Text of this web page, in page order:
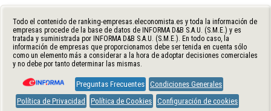
Todo el contenido de ranking-empresas.eleconomista.es y toda la información de
empresas procede de la base de datos de INFORMA D&B S.A.U. (S.M.E.) y es
tratada y suministrada por INFORMA D&B S.A.U. (S.M.E.). En todo caso, la
información de empresas que proporcionamos debe ser tenida en cuenta sólo
como un elemento más a considerar a la hora de adoptar decisiones comerciales
y no debe por tanto determinar las mismas.
Preguntas Frecuentes Condiciones Generales
Política de Privacidad
Política de Cookies Configuración de cookies